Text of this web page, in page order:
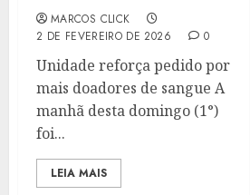
MARCOS CLICK
2 DE FEVEREIRO DE 2026
0
Unidade reforça pedido por
mais doadores de sangue A
manhã desta domingo (1°)
foi...
LEIA MAIS